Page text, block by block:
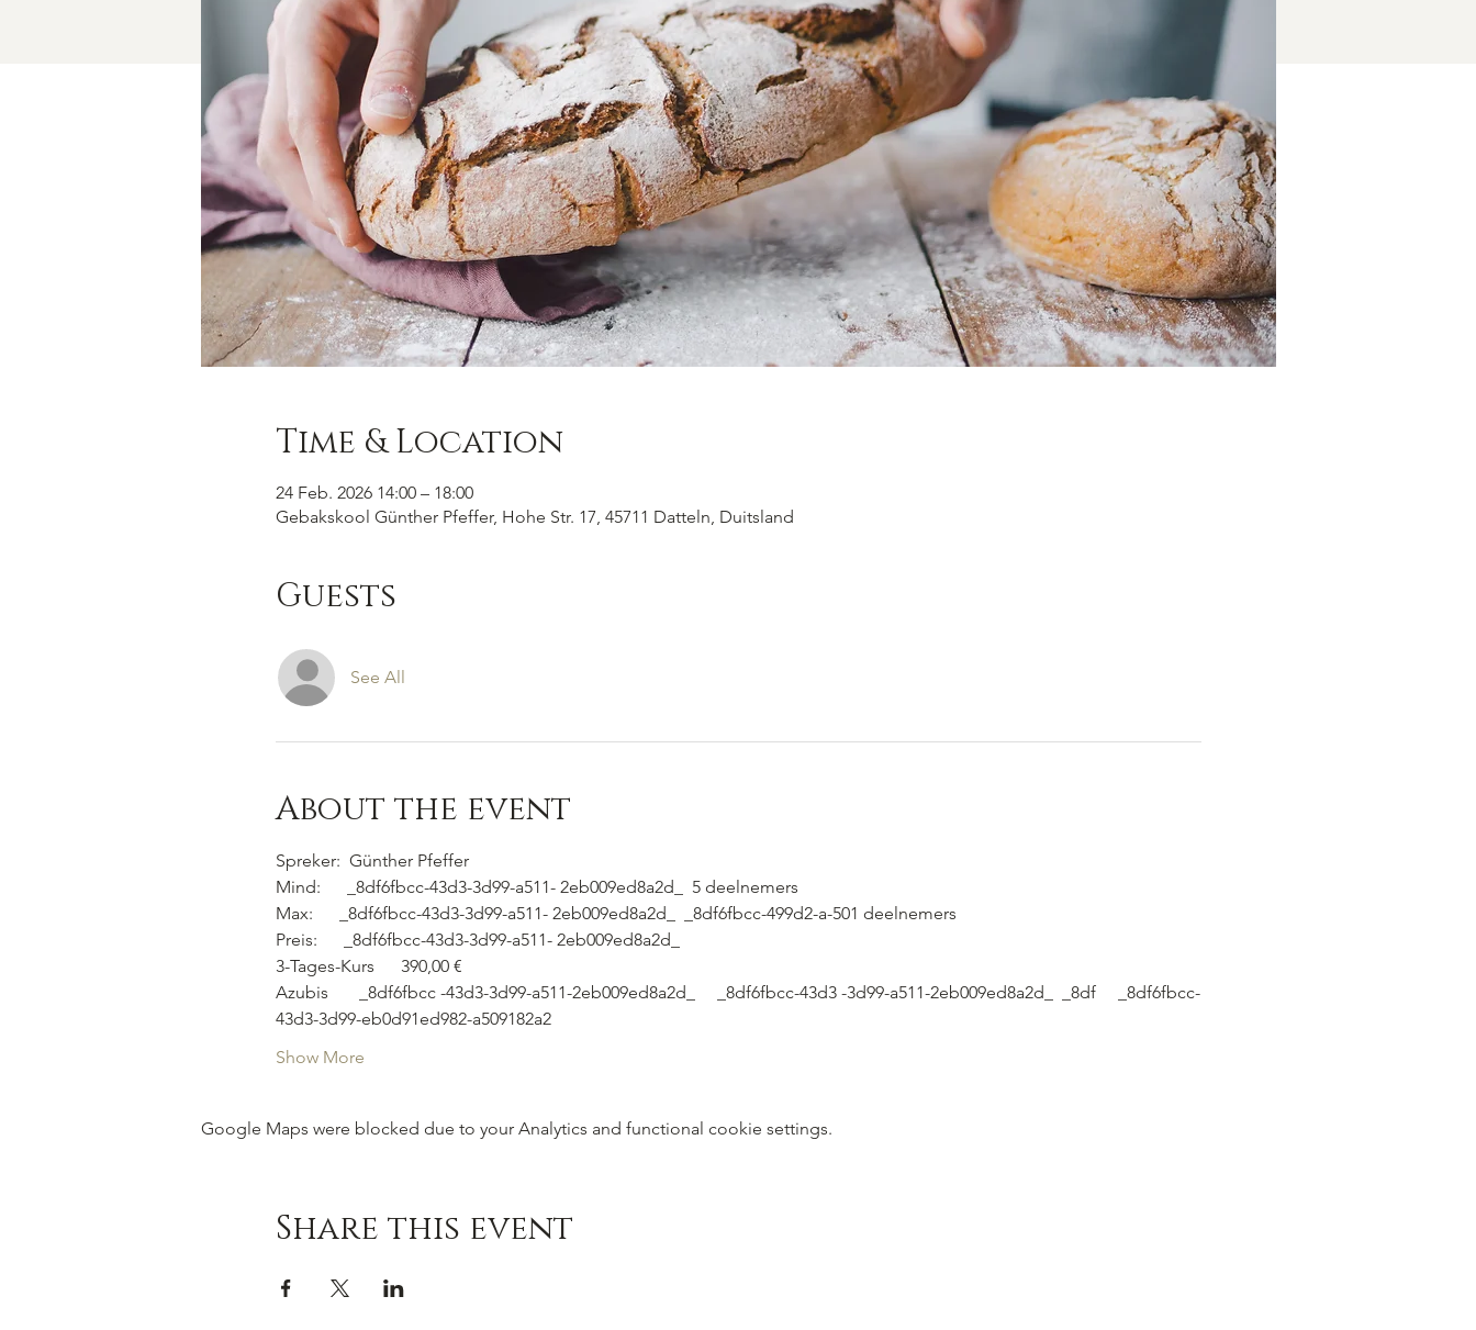
Time & Location
24 Feb. 2026 14:00 – 18:00
Gebakskool Günther Pfeffer, Hohe Str. 17, 45711 Datteln, Duitsland
Guests
See All
About the event
Spreker:  Günther Pfeffer
Mind:      _8df6fbcc-43d3-3d99-a511- 2eb009ed8a2d_  5 deelnemers
Max:      _8df6fbcc-43d3-3d99-a511- 2eb009ed8a2d_  _8df6fbcc-499d2-a-501 deelnemers
Preis:      _8df6fbcc-43d3-3d99-a511- 2eb009ed8a2d_
3-Tages-Kurs      390,00 €
Azubis       _8df6fbcc -43d3-3d99-a511-2eb009ed8a2d_     _8df6fbcc-43d3 -3d99-a511-2eb009ed8a2d_  _8df     _8df6fbcc-
43d3-3d99-eb0d91ed982-a509182a2
Show More
Google Maps were blocked due to your Analytics and functional cookie settings.
Share this event